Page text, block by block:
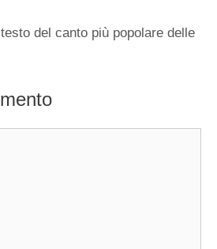
del canto più popolare delle